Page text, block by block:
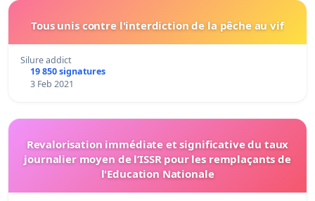
Tous unis contre l'interdiction de la pêche au vif
Silure addict
19 850 signatures
3 Feb 2021
Revalorisation immédiate et significative du taux
journalier moyen de l’ISSR pour les remplaçants de
l'Education Nationale